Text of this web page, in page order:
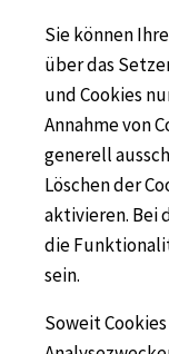
Sie können
über das
und Cookies
Annahme von
generell
Löschen der
aktivieren. Bei
die
sein.
Soweit